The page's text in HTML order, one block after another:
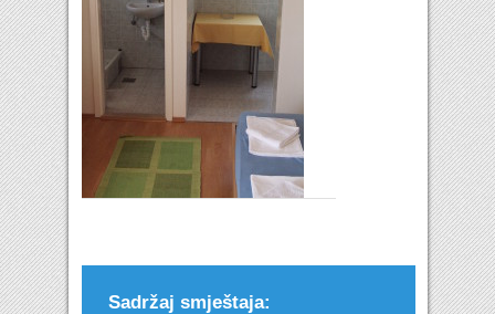
Sadržaj smještaja: